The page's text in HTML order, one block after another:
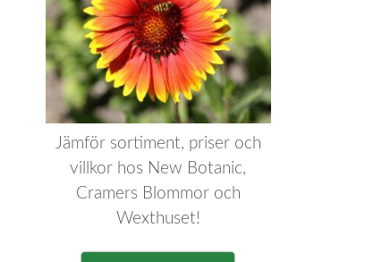
Jämför sortiment, priser och
villkor hos New Botanic,
Cramers Blommor och
Wexthuset!